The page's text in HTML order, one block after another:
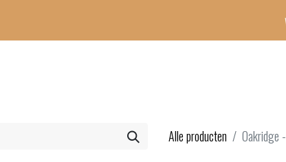
Alle producten Oakridge